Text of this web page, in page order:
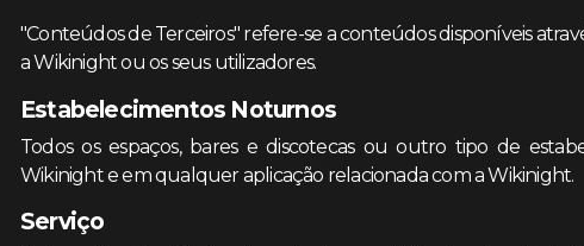
"Conteúdos de Terceiros" refere-se a conteúdos disponíveis
a Wikinight ou os seus utilizadores.
Estabelecimentos Noturnos
Todos os espaços, bares e discotecas ou outro tipo de
Wikinight e em qualquer aplicação relacionada com a Wikinight.
Serviço